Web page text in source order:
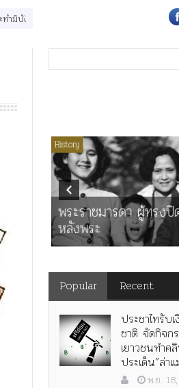
นหลวงสามรัชกาล ร่วมกว่า 80ปี ร.๖ สร้
พ
History
พระราชมารดา ผู้ทรง
หลังพระ
Popular Recent
ประชาไทรับ
ชาติ จัดกิจก
เยาวชนทำค
ประเด็น”ล่า
พ.ย.